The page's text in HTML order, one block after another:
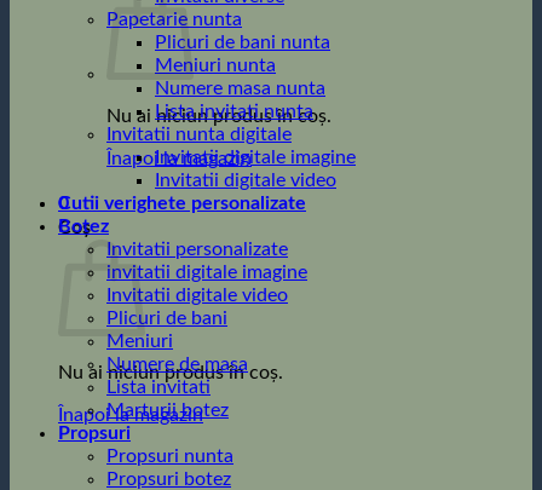
Nu ai niciun produs în coș.
Înapoi la magazin
0
Coș
Nu ai niciun produs în coș.
Înapoi la magazin
Papetarie nunta
Plicuri de bani nunta
Meniuri nunta
Numere masa nunta
Lista invitati nunta
Invitatii nunta digitale
Invitatii digitale imagine
Invitatii digitale video
Cutii verighete personalizate
Botez
Invitatii personalizate
invitatii digitale imagine
Invitatii digitale video
Plicuri de bani
Meniuri
Numere de masa
Lista invitati
Marturii botez
Propsuri
Propsuri nunta
Propsuri botez